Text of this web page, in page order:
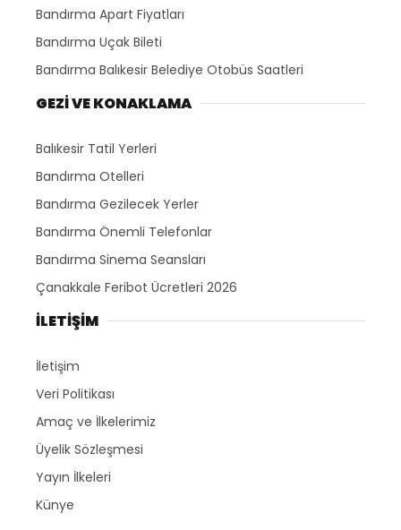
Bandırma Apart Fiyatları
Bandırma Uçak Bileti
Bandırma Balıkesir Belediye Otobüs Saatleri
GEZİ VE KONAKLAMA
Balıkesir Tatil Yerleri
Bandırma Otelleri
Bandırma Gezilecek Yerler
Bandırma Önemli Telefonlar
Bandırma Sinema Seansları
Çanakkale Feribot Ücretleri 2026
İLETİŞİM
İletişim
Veri Politikası
Amaç ve İlkelerimiz
Üyelik Sözleşmesi
Yayın İlkeleri
Künye